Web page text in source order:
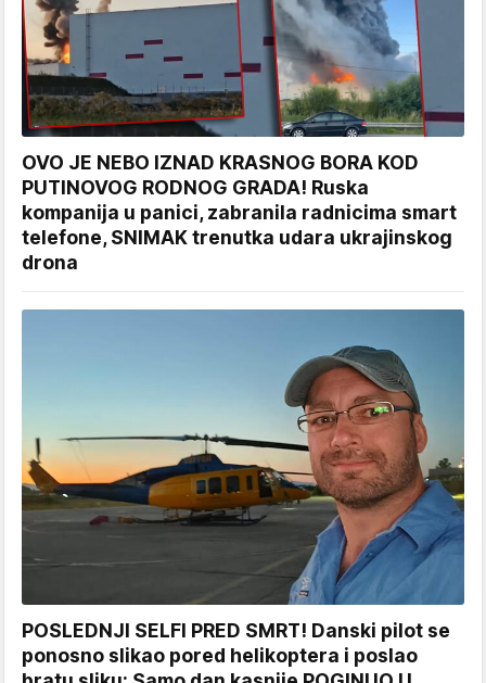
OVO JE NEBO IZNAD KRASNOG BORA KOD
PUTINOVOG RODNOG GRADA! Ruska
kompanija u panici, zabranila radnicima smart
telefone, SNIMAK trenutka udara ukrajinskog
drona
POSLEDNJI SELFI PRED SMRT! Danski pilot se
ponosno slikao pored helikoptera i poslao